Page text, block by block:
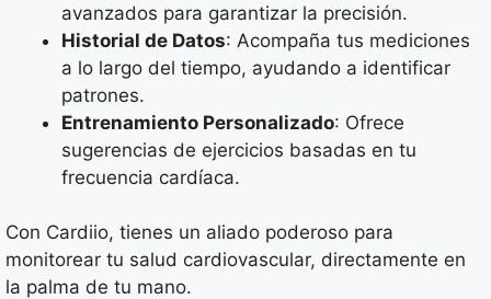
avanzados para garantizar la precisión.
Historial de Datos: Acompaña tus mediciones
a lo largo del tiempo, ayudando a identificar
patrones.
Entrenamiento Personalizado: Ofrece
sugerencias de ejercicios basadas en tu
frecuencia cardíaca.
Con Cardiio, tienes un aliado poderoso para
monitorear tu salud cardiovascular, directamente en
la palma de tu mano.